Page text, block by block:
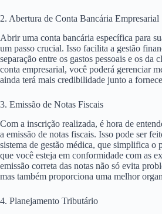
2. Abertura de Conta Bancária Empresarial
Abrir uma conta bancária específica para
um passo crucial. Isso facilita a gestão
separação entre os gastos pessoais e os da
conta empresarial, você poderá gerenciar
ainda terá mais credibilidade junto a
3. Emissão de Notas Fiscais
Com a inscrição realizada, é hora de
a emissão de notas fiscais. Isso pode ser
sistema de gestão médica, que simplifica o
que você esteja em conformidade com as
emissão correta das notas não só evita
mas também proporciona uma melhor
4. Planejamento Tributário